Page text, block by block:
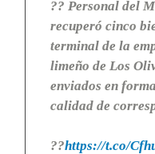
?? Personal del
recuperó cinco
terminal de la
limeño de Los
enviados en
calidad de
??https://t.co/